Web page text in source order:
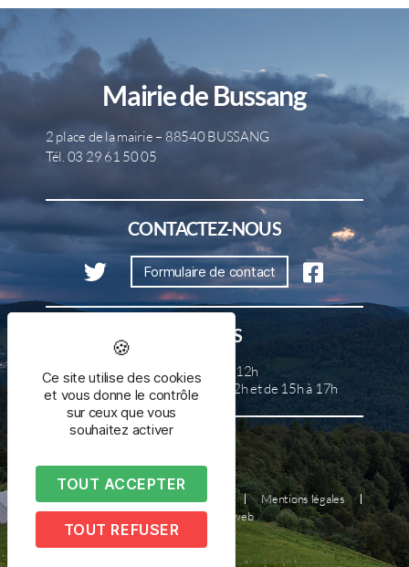
Mairie de Bussang
2 place de la mairie – 88540 BUSSANG
Tél. 03 29 61 50 05
CONTACTEZ-NOUS
Formulaire de contact
HORAIRES
Lundi, mercredi et samedi de 8h à 12h
Mardi, jeudi et vendredi de 8h à 12h et de 15h à 17h
Nous contacter
Mentions légales
Réalisé par illicoweb
Ce site utilise des cookies
et vous donne le contrôle
sur ceux que vous
souhaitez activer
TOUT ACCEPTER
TOUT REFUSER